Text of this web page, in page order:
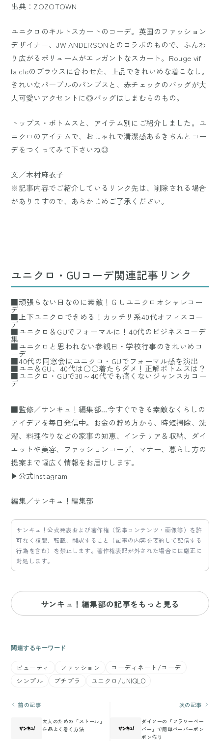
出典：ZOZOTOWN
ユニクロのキルトスカートのコーデ。英国のファッション
デザイナー、JW ANDERSONとのコラボのもので、ふんわ
り広がるボリュームがエレガントなスカート。Rouge vif
la cleのブラウスに合わせた、上品できれいめな着こなし。
きれいなパープルのパンプスと、赤チェックのバッグが大
人可愛いアクセントに◎バッグはしまむらのもの。
トップス・ボトムスと、アイテム別にご紹介しました。ユ
ニクロのアイテムで、おしゃれで清潔感あるきちんとコー
デをつくってみて下さいね◎
文／木村麻衣子
※記事内容でご紹介しているリンク先は、削除される場合
がありますので、あらかじめご了承ください。
ユニクロ・GUコーデ関連記事リンク
■頑張らない日なのに素敵！ＧＵユニクロオシャレコー
デ
■上下ユニクロできめる！カッチリ系40代オフィスコー
デ
■ユニクロ＆GUでフォーマルに！40代のビジネスコーデ
集
■ユニクロと思われない参観日・学校行事のきれいめコ
ーデ
■40代の同窓会はユニクロ・GUでフォーマル感を演出
■ユニ＆GU、40代は○○着たらダメ！正解ボトムスは？
■ユニクロ・GUで30～40代でも痛くないジャンスカコー
デ
■監修／サンキュ！編集部…今すぐできる素敵なくらしの
アイデアを毎日発信中。お金の貯め方から、時短掃除、洗
濯、料理作りなどの家事の知恵、インテリア＆収納、ダイ
エットや美容、ファッションコーデ、マナー、暮らし方の
提案まで幅広く情報をお届けします。
▶公式Instagram
編集／サンキュ！編集部
サンキュ！公式発表および著作権（記事コンテンツ・画像等）を許
可なく複製、転載、翻訳すること（記事の内容を要約して配信する
行為を含む）を禁止します。著作権表記が外された場合には厳正に
対処します。
サンキュ！編集部の記事をもっと見る
関連するキーワード
ビューティ ファッション
コーディネート/コーデ
シンプル
プチプラ ユニクロ/UNIQLO
前の記事
大人のための「ストール」
を品よく巻く方法
次の記事
ダイソーの「フラワーペー
パー」で簡単ペーパーポン
ポン作り